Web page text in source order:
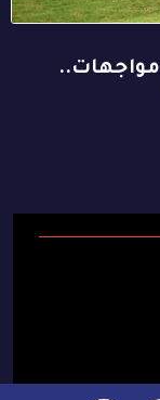
4 نقاط من أصل 9 نقاط في أول 3 مواجهات..